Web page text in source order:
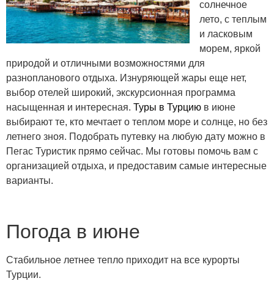
солнечное
лето, с теплым
и ласковым
морем, яркой
природой и отличными возможностями для
разнопланового отдыха. Изнуряющей жары еще нет,
выбор отелей широкий, экскурсионная программа
насыщенная и интересная. Туры в Турцию в июне
выбирают те, кто мечтает о теплом море и солнце, но без
летнего зноя. Подобрать путевку на любую дату можно в
Пегас Туристик прямо сейчас. Мы готовы помочь вам с
организацией отдыха, и предоставим самые интересные
варианты.
Погода в июне
Стабильное летнее тепло приходит на все курорты
Турции.